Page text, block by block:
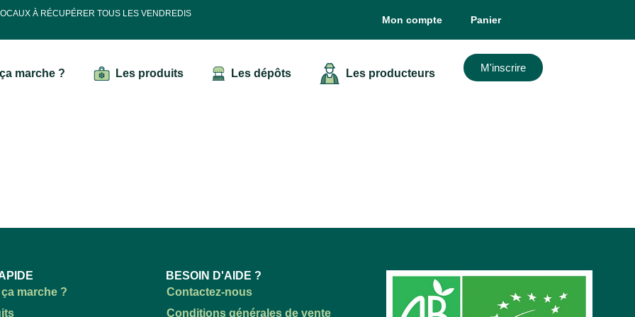
À RÉCUPÉRER TOUS LES VENDREDIS
Mon compte Panier
marche ? Les produits Les dépôts Les producteurs M'inscrire
marche ?
BESOIN D'AIDE ?
Contactez-nous
Conditions générales de vente